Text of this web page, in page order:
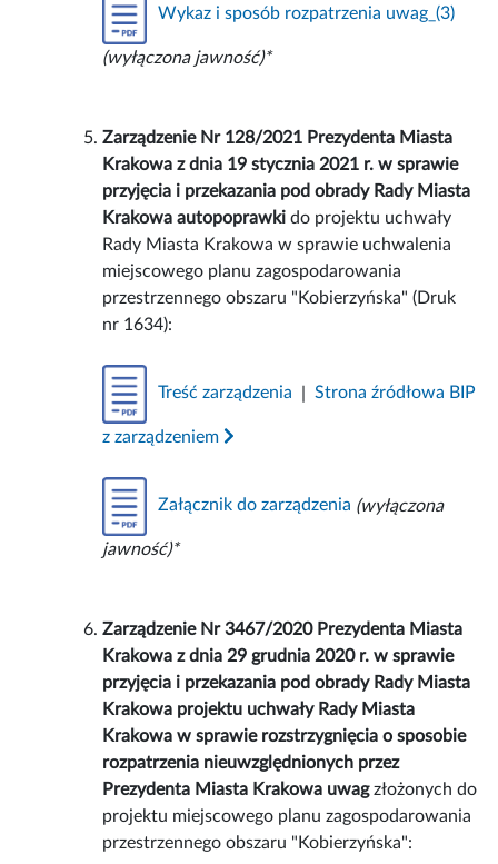
Wykaz i sposób rozpatrzenia uwag_(3)
(wyłączona jawność)*
Zarządzenie Nr 128/2021 Prezydenta Miasta
Krakowa z dnia 19 stycznia 2021 r. w sprawie
przyjęcia i przekazania pod obrady Rady Miasta
Krakowa autopoprawki do projektu uchwały
Rady Miasta Krakowa w sprawie uchwalenia
miejscowego planu zagospodarowania
przestrzennego obszaru "Kobierzyńska" (Druk
nr 1634):
Treść zarządzenia |Strona źródłowa BIP
z zarządzeniem
Załącznik do zarządzenia (wyłączona
jawność)*
Zarządzenie Nr 3467/2020 Prezydenta Miasta
Krakowa z dnia 29 grudnia 2020 r. w sprawie
przyjęcia i przekazania pod obrady Rady Miasta
Krakowa projektu uchwały Rady Miasta
Krakowa w sprawie rozstrzygnięcia o sposobie
rozpatrzenia nieuwzględnionych przez
Prezydenta Miasta Krakowa uwagzłożonych do
projektu miejscowego planu zagospodarowania
przestrzennego obszaru "Kobierzyńska":